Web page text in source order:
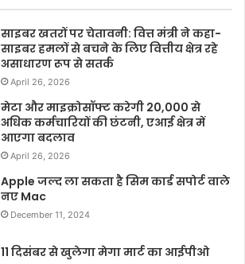
साइबर खतरों पर चेतावनी: वित्त मंत्री ने कहा-
साइबर हमलों से बचने के लिए वित्तीय क्षेत्र रहे
असाधारण रूप से सतर्क
April 26, 2026
मेटा और माइक्रोसॉफ्ट करेगी 20,000 से
अधिक कर्मचारियों की छंटनी, एआई क्षेत्र में
आएगा बदलाव
April 26, 2026
Apple जल्द ला सकता है सिम कार्ड सपोर्ट वाले
नए Mac
December 11, 2024
11 दिसंबर से खुलेगा मेगा मार्ट का आईपीओ